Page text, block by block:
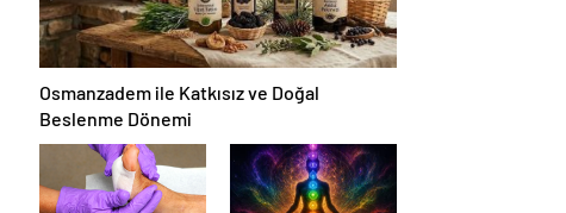
Osmanzadem ile Katkısız ve Doğal
Beslenme Dönemi